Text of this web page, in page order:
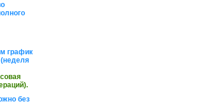
график
без